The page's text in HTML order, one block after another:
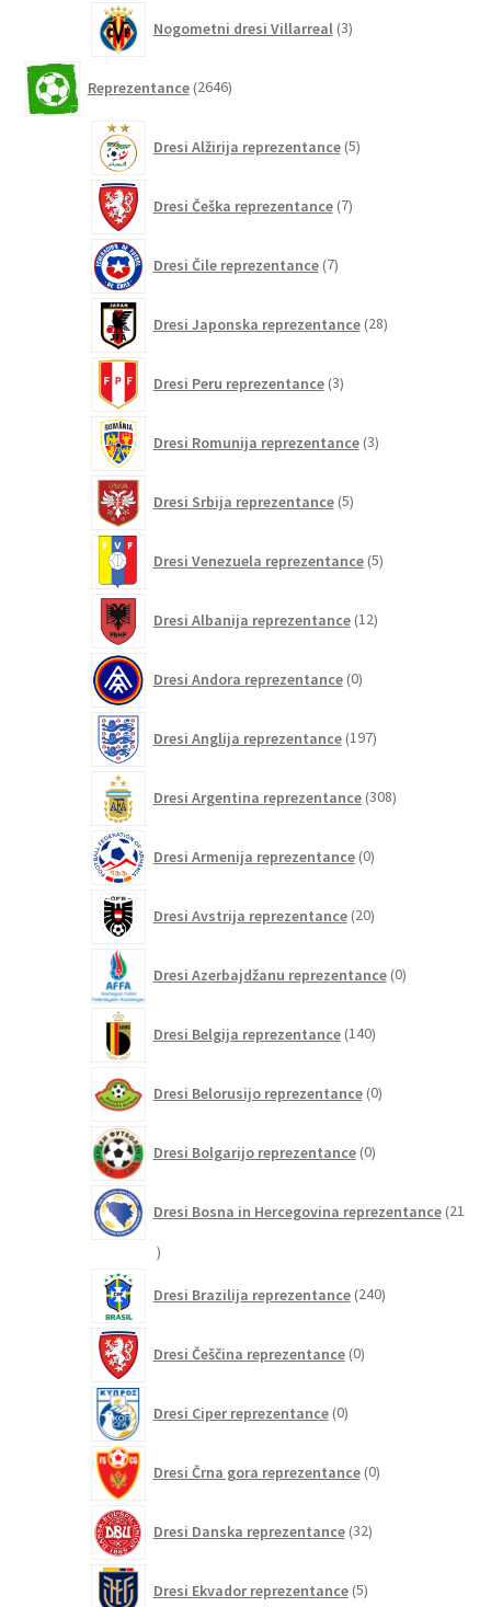
Nogometni dresi Villarreal 3izdelki
Reprezentance 2646izdelkov
Dresi Alžirija reprezentance 5izdelkov
Dresi Češka reprezentance 7izdelkov
Dresi Čile reprezentance 7izdelkov
Dresi Japonska reprezentance 28izdelkov
Dresi Peru reprezentance 3izdelki
Dresi Romunija reprezentance 3izdelki
Dresi Srbija reprezentance 5izdelkov
Dresi Venezuela reprezentance 5izdelkov
Dresi Albanija reprezentance 12izdelkov
Dresi Andora reprezentance 0izdelkov
Dresi Anglija reprezentance 197izdelkov
Dresi Argentina reprezentance 308izdelkov
Dresi Armenija reprezentance 0izdelkov
Dresi Avstrija reprezentance 20izdelkov
Dresi Azerbajdžanu reprezentance 0izdelkov
Dresi Belgija reprezentance 140izdelkov
Dresi Belorusijo reprezentance 0izdelkov
Dresi Bolgarijo reprezentance 0izdelkov
Dresi Bosna in Hercegovina reprezentance 21
21
Dresi Brazilija reprezentance 240izdelkov
Dresi Češčina reprezentance 0izdelkov
Dresi Ciper reprezentance 0izdelkov
Dresi Črna gora reprezentance 0izdelkov
Dresi Danska reprezentance 32izdelkov
Dresi Ekvador reprezentance 5izdelkov